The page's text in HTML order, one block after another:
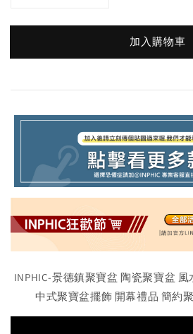
加入購物車
INPHIC-景德鎮聚寶盆 陶瓷聚寶盆
中式聚寶盆擺飾 開幕禮品 簡約